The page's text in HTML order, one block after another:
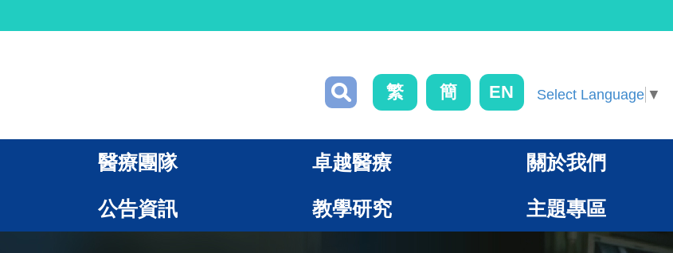
繁 簡 EN Select Language ▼
醫療團隊 卓越醫療 關於我們
公告資訊 教學研究 主題專區